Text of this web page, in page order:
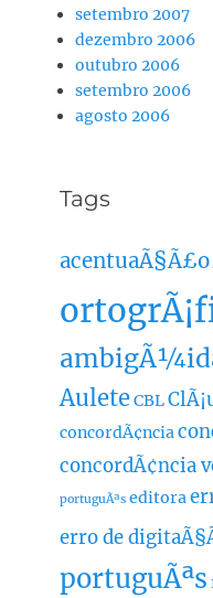
setembro 2007
dezembro 2006
outubro 2006
setembro 2006
agosto 2006
Tags
acentuaÃ§Ã£o
AuleteCBL
concordÃ¢ncia
concordÃ¢ncia
portuguÃªs editora
erro de
portuguÃªs